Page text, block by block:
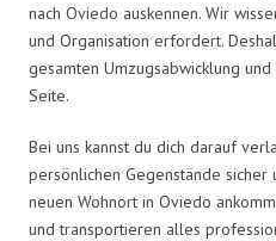
nach Oviedo auskennen. Wir
und Organisation erfordert.
gesamten Umzugsabwicklung
Seite.
Bei uns kannst du dich darauf
persönlichen Gegenstände sicher
neuen Wohnort in Oviedo
und transportieren alles